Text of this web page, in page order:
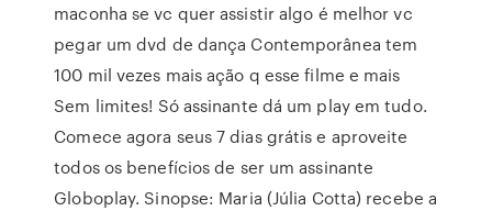
maconha se vc quer assistir algo é melhor vc
pegar um dvd de dança Contemporânea tem
100 mil vezes mais ação q esse filme e mais
Sem limites! Só assinante dá um play em tudo.
Comece agora seus 7 dias grátis e aproveite
todos os benefícios de ser um assinante
Globoplay. Sinopse: Maria (Júlia Cotta) recebe a